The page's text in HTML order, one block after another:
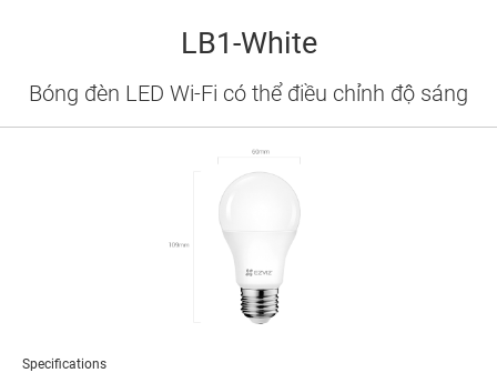
LB1-White
Bóng đèn LED Wi-Fi có thể điều chỉnh độ sáng
Specifications